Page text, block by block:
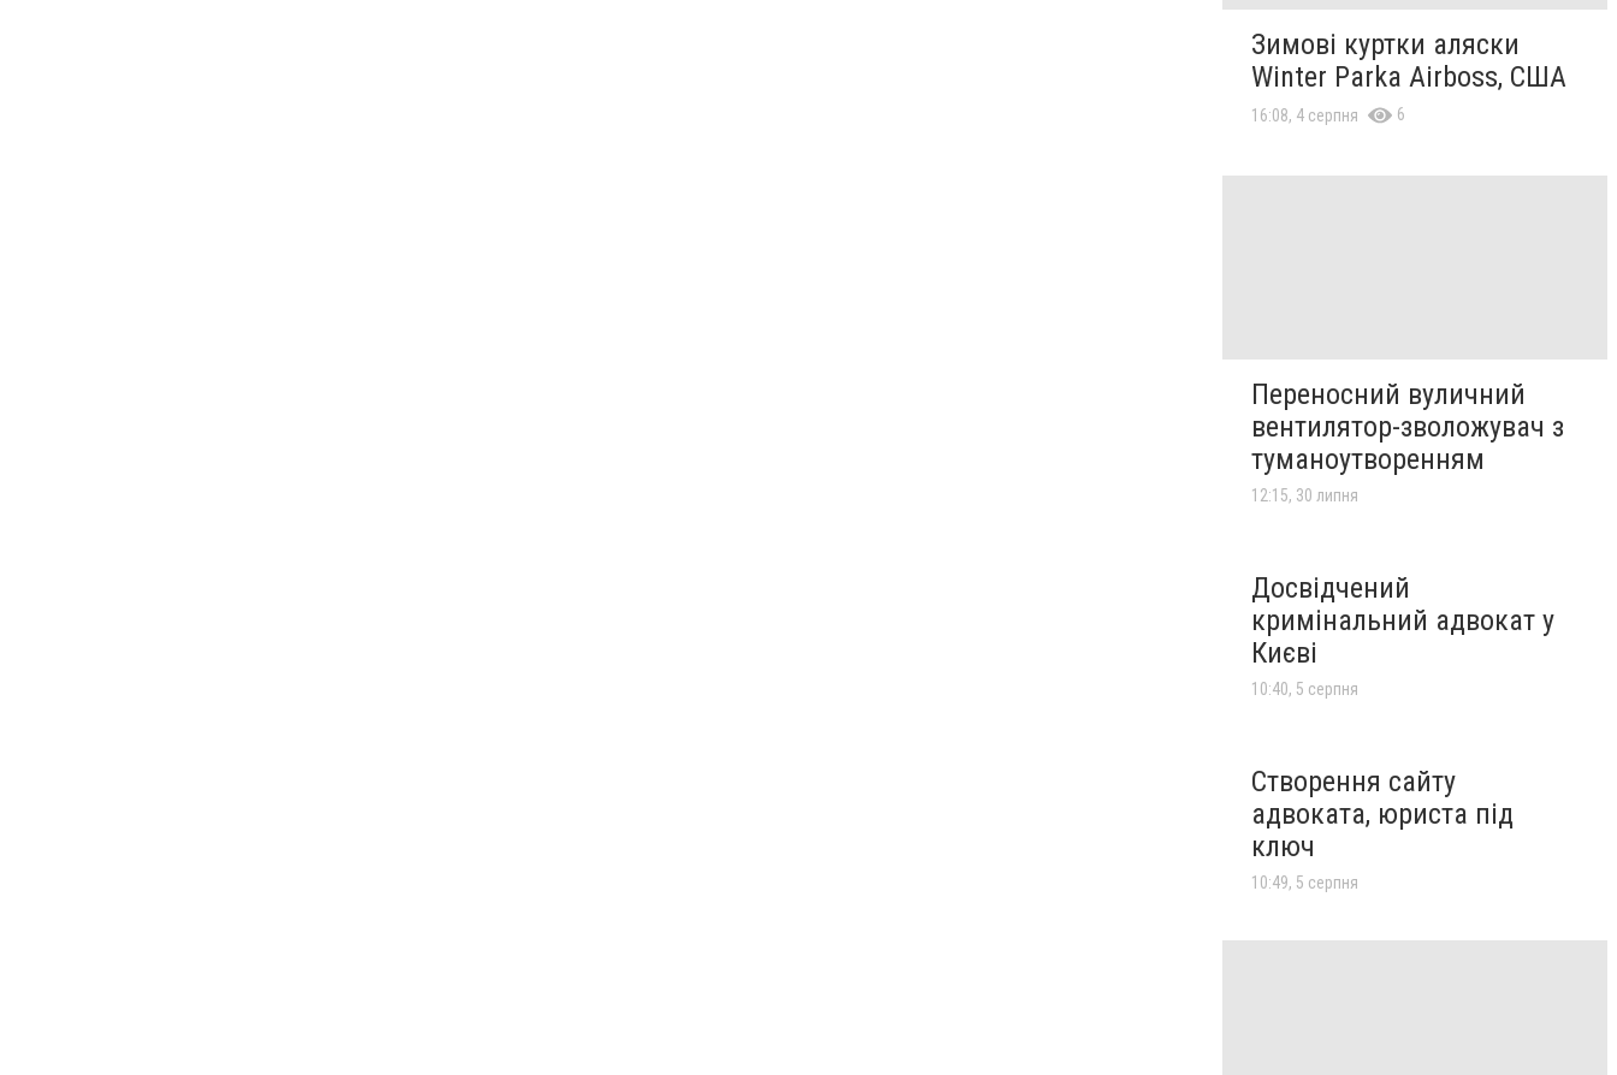
Зимові куртки аляски
Winter Parka Airboss, США
16:08, 4 серпня 6
Переносний вуличний
вентилятор-зволожувач з
туманоутворенням
12:15, 30 липня
Досвідчений
кримінальний адвокат у
Києві
10:40, 5 серпня
Створення сайту
адвоката, юриста під
ключ
10:49, 5 серпня